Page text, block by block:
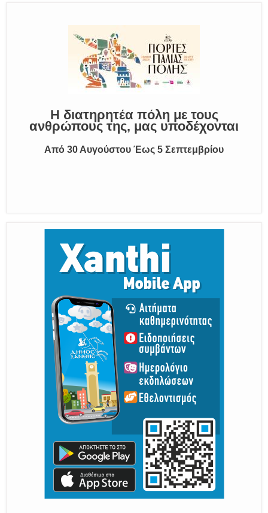
Η διατηρητέα πόλη με τους
ανθρώπους της, μας υποδέχονται
Από 30 Αυγούστου Έως 5 Σεπτεμβρίου
Καλούμε Άμεσα την Πυροσβεστική στο 199 ή στο